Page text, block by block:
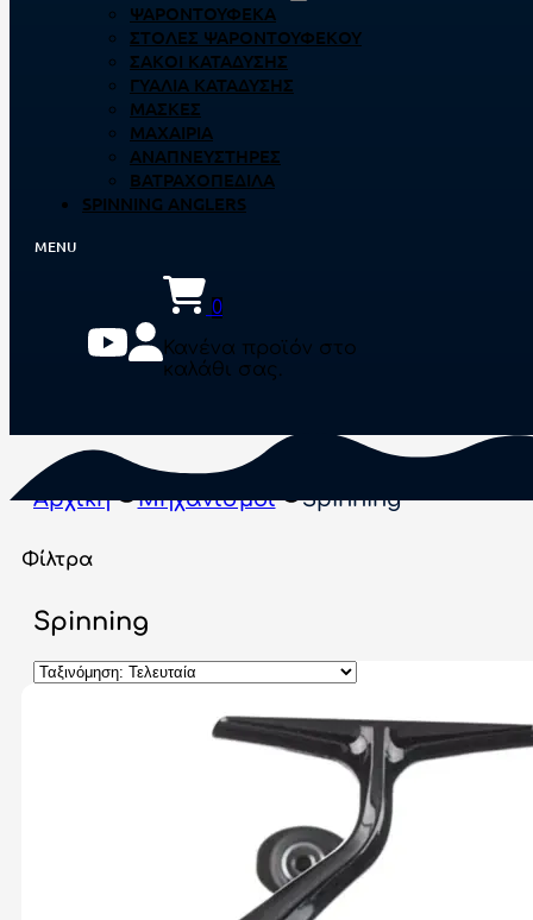
ΨΑΡΟΝΤΟΎΦΕΚΑ
ΣΤΟΛΈΣ ΨΑΡΟΝΤΟΎΦΕΚΟΥ
ΣΆΚΟΙ ΚΑΤΆΔΥΣΗΣ
ΓΥΑΛΙΆ ΚΑΤΆΔΥΣΗΣ
ΜΆΣΚΕΣ
ΜΑΧΑΊΡΙΑ
ΑΝΑΠΝΕΥΣΤΉΡΕΣ
ΒΑΤΡΑΧΟΠΈΔΙΛΑ
SPINNING ANGLERS
0
Κανένα προϊόν στο
καλάθι σας.
Αρχική Μηχανισμοί Spinning
Φίλτρα
Spinning